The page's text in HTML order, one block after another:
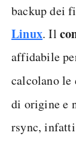
backup dei
Linux. Il
affidabile
calcolano
di origine e
rsync,